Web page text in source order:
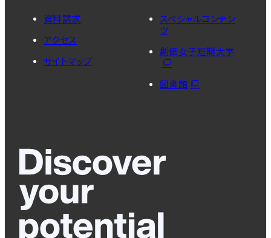
資料請求
アクセス
サイトマップ
スペシャルコンテン
ツ
創価女子短期大学
図書館